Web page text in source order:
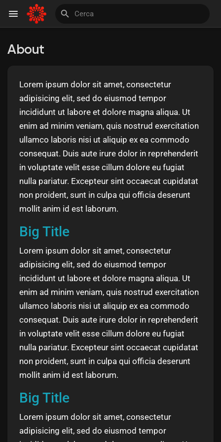
le pagine che mi piacciono
Invite and Earn
About
Lorem ipsum dolor sit amet, consectetur
adipisicing elit, sed do eiusmod tempor
incididunt ut labore et dolore magna aliqua. Ut
enim ad minim veniam, quis nostrud exercitation
ullamco laboris nisi ut aliquip ex ea commodo
consequat. Duis aute irure dolor in reprehenderit
in voluptate velit esse cillum dolore eu fugiat
nulla pariatur. Excepteur sint occaecat cupidatat
non proident, sunt in culpa qui officia deserunt
mollit anim id est laborum.
Big Title
Lorem ipsum dolor sit amet, consectetur
adipisicing elit, sed do eiusmod tempor
incididunt ut labore et dolore magna aliqua. Ut
enim ad minim veniam, quis nostrud exercitation
ullamco laboris nisi ut aliquip ex ea commodo
consequat. Duis aute irure dolor in reprehenderit
in voluptate velit esse cillum dolore eu fugiat
nulla pariatur. Excepteur sint occaecat cupidatat
non proident, sunt in culpa qui officia deserunt
mollit anim id est laborum.
Big Title
Lorem ipsum dolor sit amet, consectetur
adipisicing elit, sed do eiusmod tempor